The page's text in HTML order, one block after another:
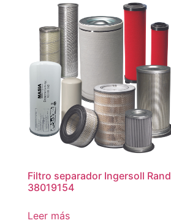
Filtro separador Ingersoll Rand
38019154
Leer más